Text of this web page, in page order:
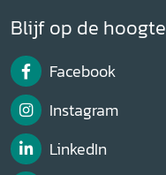
Blijf op de hoogte
Facebook
Instagram
LinkedIn